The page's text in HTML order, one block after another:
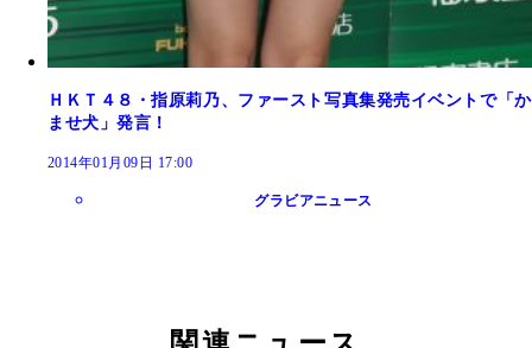
ＨＫＴ４８・指原莉乃、ファースト写真集発売イベントで「か
ませ犬」発言！
2014年01月09日 17:00
グラビアニュース